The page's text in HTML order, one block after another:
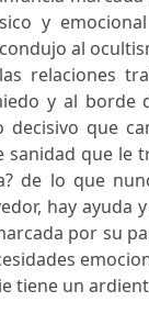
sico y
condujo al
las relaciones
y al borde
decisivo que
sanidad que le
de lo que
hay ayuda
por su
tiene un